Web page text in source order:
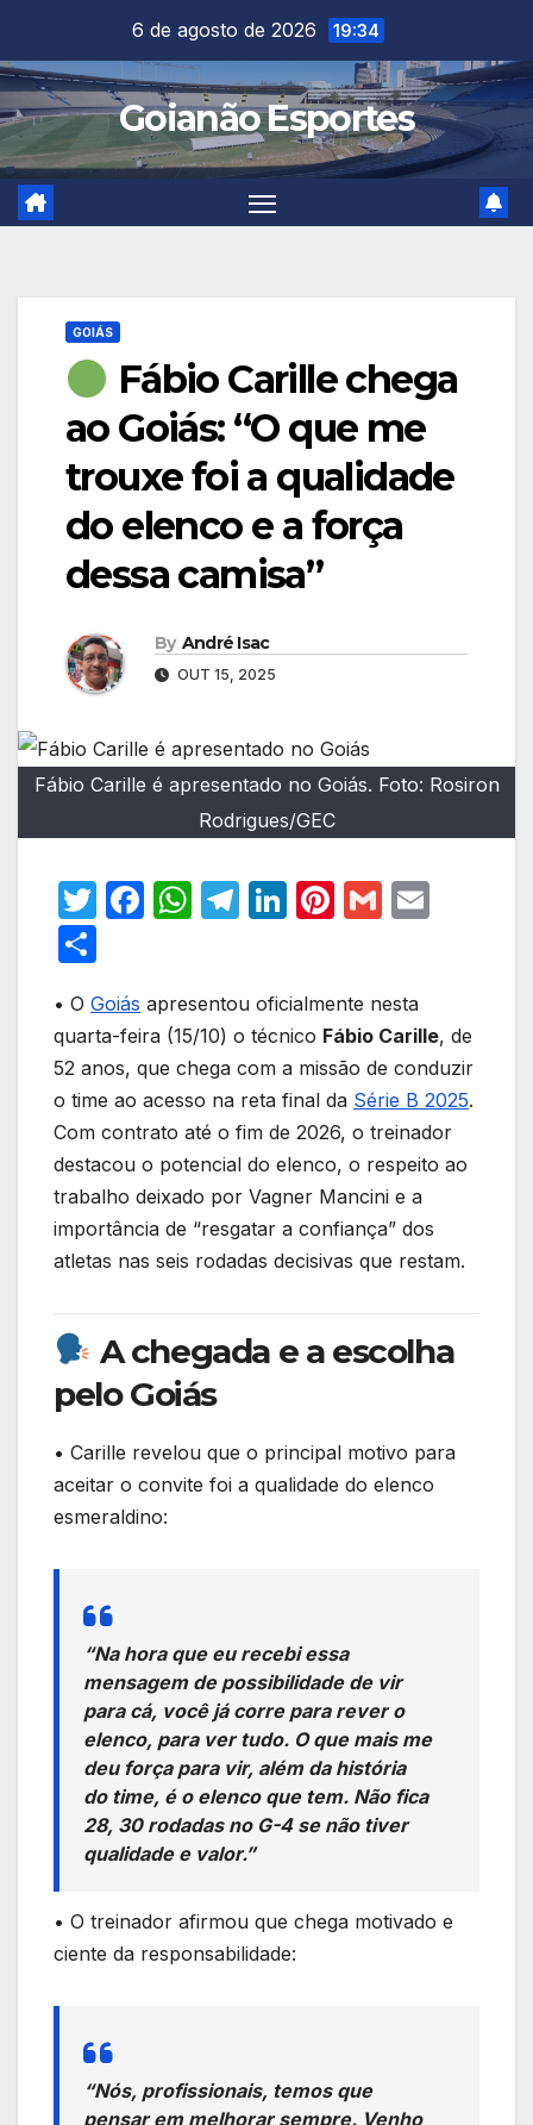
content
6 de agosto de 2026 19:34
Goianão Esportes
GOIÁS
Fábio Carille chega
ao Goiás: “O que me
trouxe foi a qualidade
do elenco e a força
dessa camisa”
By André Isac
OUT 15, 2025
Fábio Carille é apresentado no Goiás. Foto: Rosiron
Rodrigues/GEC
T
er
F
e
b
o
o
k
W
s
A
p
p
T
gr
a
m
Li
e
dI
n
Pi
e
st
G
ar
e
• O Goiás apresentou oficialmente nesta
quarta-feira (15/10) o técnico Fábio Carille, de
52 anos, que chega com a missão de conduzir
o time ao acesso na reta final da Série B 2025.
Com contrato até o fim de 2026, o treinador
destacou o potencial do elenco, o respeito ao
trabalho deixado por Vagner Mancini e a
importância de “resgatar a confiança” dos
atletas nas seis rodadas decisivas que restam.
A chegada e a escolha
pelo Goiás
• Carille revelou que o principal motivo para
aceitar o convite foi a qualidade do elenco
esmeraldino:
“Na hora que eu recebi essa
mensagem de possibilidade de vir
para cá, você já corre para rever o
elenco, para ver tudo. O que mais me
deu força para vir, além da história
do time, é o elenco que tem. Não fica
28, 30 rodadas no G-4 se não tiver
qualidade e valor.”
• O treinador afirmou que chega motivado e
ciente da responsabilidade:
“Nós, profissionais, temos que
pensar em melhorar sempre. Venho